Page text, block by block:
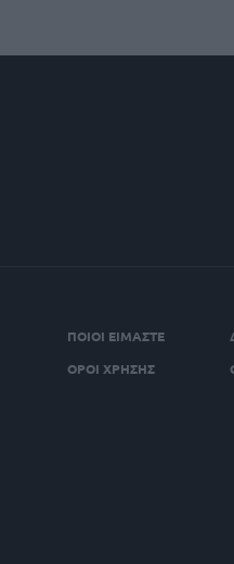
ΠΟΙΟΙ ΕΙΜΑΣΤΕ
ΟΡΟΙ ΧΡΗΣΗΣ